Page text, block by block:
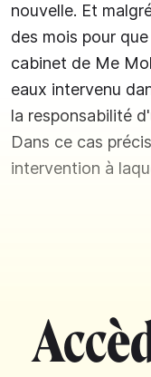
nouvelle. Et
des mois pour
cabinet de Me
eaux intervenu
la responsabilité
Dans ce cas
intervention à